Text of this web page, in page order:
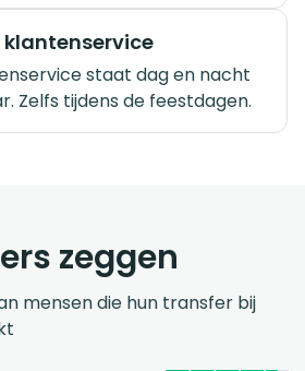
staat dag en nacht
Zelfs tijdens de feestdagen.
zeggen
mensen die hun transfer bij